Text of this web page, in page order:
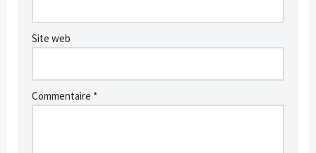
Site web
Commentaire *